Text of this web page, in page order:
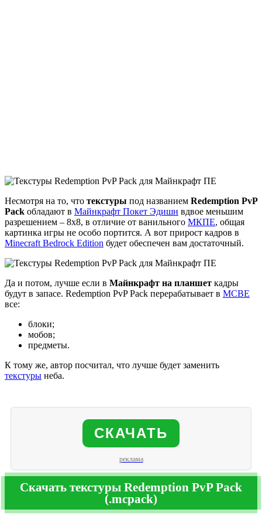
Несмотря на то, что текстуры под названием Redemption PvP
Pack обладают в Майнкрафт Покет Эдишн вдвое меньшим
разрешением – 8х8, в отличие от ванильного МКПЕ, общая
картинка игры не особо портится. А вот прирост кадров в
Minecraft Bedrock Edition будет обеспечен вам достаточный.
Да и потом, лучше если в Майнкрафт на планшет кадры
будут в запасе. Redemption PvP Pack перерабатывает в MCBE
все:
блоки;
мобов;
предметы.
К тому же, автор посчитал, что лучше будет заменить
текстуры неба.
СКАЧАТЬ
реклама
Скачать текстуры Redemption PvP Pack
(.mcpack)